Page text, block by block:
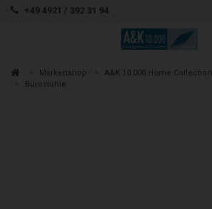
Zum Inhalt springen
+49 4921 / 392 31 94
Suche
Zur Markenshop A&K 10.000 Home Collection
Bürostühle